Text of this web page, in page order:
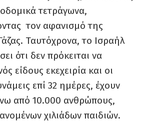
τετράγωνα,
τον αφανισμό της
Ταυτόχρονα, το Ισραήλ
ότι δεν πρόκειται να
είδους εκεχειρία και οι
επί 32 ημέρες, έχουν
από 10.000 ανθρώπους,
χιλιάδων παιδιών.